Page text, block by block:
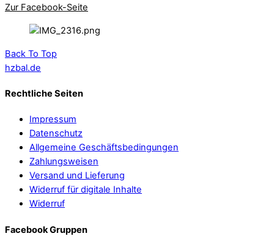
Zur Facebook-Seite
Back To Top
hzbal.de
Rechtliche Seiten
Impressum
Datenschutz
Allgemeine Geschäftsbedingungen
Zahlungsweisen
Versand und Lieferung
Widerruf für digitale Inhalte
Widerruf
Facebook Gruppen